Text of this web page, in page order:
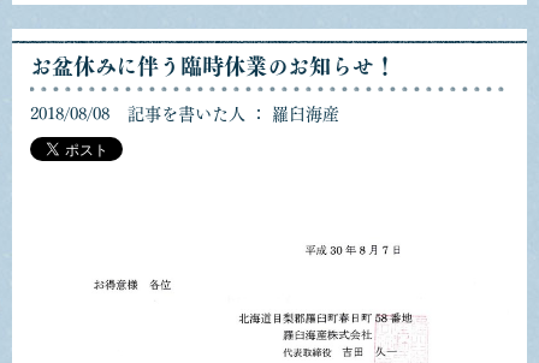
お盆休みに伴う臨時休業のお知らせ！
2018/08/08 記事を書いた人 ： 羅臼海産